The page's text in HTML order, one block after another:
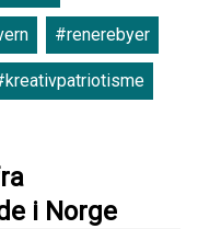
#renerebyer
i Norge